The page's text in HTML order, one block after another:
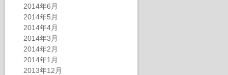
2014年6月
2014年5月
2014年4月
2014年3月
2014年2月
2014年1月
2013年12月